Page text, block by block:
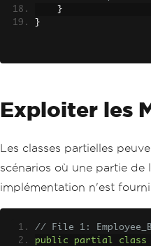
}
}
Exploiter les
Les classes partielles
scénarios où une partie de
implémentation n'est
// File 1:
public
partial class